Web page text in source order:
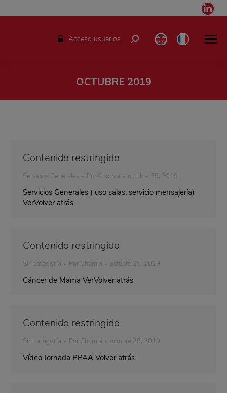
Acceso usuarios Buscar:
OCTUBRE 2019
Contenido restringido
Servicios Generales Por Chombi octubre 29, 2019
Servicios Generales ( uso salas, servicio mensajería)
VerVolver atrás
Contenido restringido
Sin categoría Por Chombi octubre 29, 2019
Cáncer de Mama VerVolver atrás
Contenido restringido
Sin categoría Por Chombi octubre 29, 2019
Vídeo Jornada PPAA Volver atrás